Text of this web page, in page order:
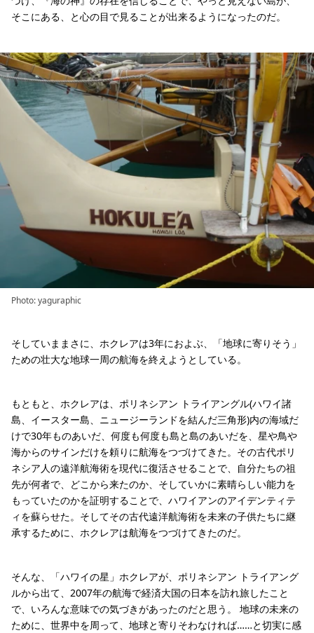
そこにある、と心の目で見ることが出来るようになったのだ。
Photo: yaguraphic
そしていままさに、ホクレアは3年におよぶ、「地球に寄りそう」
ための壮大な地球一周の航海を終えようとしている。
もともと、ホクレアは、ポリネシアン トライアングル(ハワイ諸
島、イースター島、ニュージーランドを結んだ三角形)内の海域だ
けで30年ものあいだ、何度も何度も島と島のあいだを、星や鳥や
海からのサインだけを頼りに航海をつづけてきた。その古代ポリ
ネシア人の遠洋航海術を現代に復活させることで、自分たちの祖
先が何者で、どこから来たのか、そしていかに素晴らしい能力を
もっていたのかを証明することで、ハワイアンのアイデンティテ
ィを蘇らせた。そしてその古代遠洋航海術を未来の子供たちに継
承するために、ホクレアは航海をつづけてきたのだ。
そんな、「ハワイの星」ホクレアが、ポリネシアン トライアング
ルから出て、2007年の航海で経済大国の日本を訪れ旅したこと
で、いろんな意味での気づきがあったのだと思う。 地球の未来の
ために、世界中を周って、地球と寄りそわなければ……と切実に感